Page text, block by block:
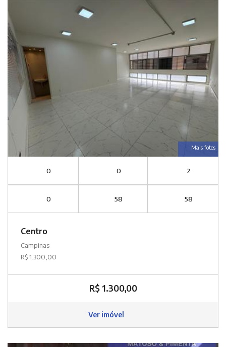
Mais fotos
0 0 2
0 58 58
Centro
Campinas
R$ 1.300,00
R$ 1.300,00
Ver imóvel